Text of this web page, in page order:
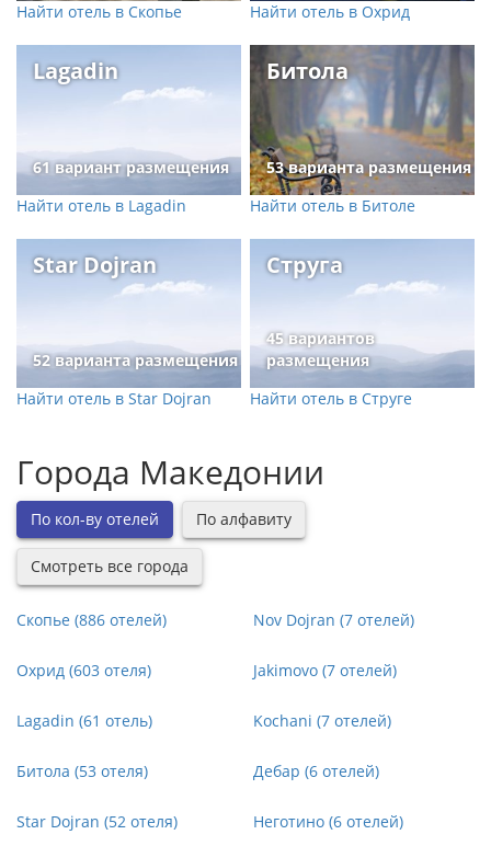
Найти отель в Скопье
Найти отель в Охрид
Lagadin
61 вариант размещения
Найти отель в Lagadin
Битола
53 варианта размещения
Найти отель в Битоле
Star Dojran
52 варианта размещения
Найти отель в Star Dojran
Струга
45 вариантов
размещения
Найти отель в Струге
Города Македонии
По кол-ву отелей По алфавиту
Смотреть все города
Скопье (886 отелей)
Охрид (603 отеля)
Lagadin (61 отель)
Битола (53 отеля)
Star Dojran (52 отеля)
Nov Dojran (7 отелей)
Jakimovo (7 отелей)
Kochani (7 отелей)
Дебар (6 отелей)
Неготино (6 отелей)